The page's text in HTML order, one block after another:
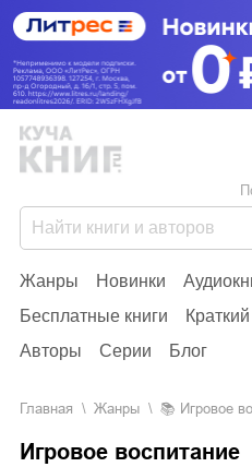
Жанры Новинки
Бесплатные книги
Авторы
Серии Блог
Главная Жанры Игровое
Игровое воспитание